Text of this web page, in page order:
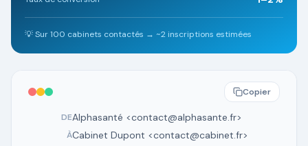
💡 Sur 100 cabinets contactés → ~2 inscriptions estimées
Copier
DEAlphasanté <contact@alphasante.fr>
ÀCabinet Dupont <contact@cabinet.fr>